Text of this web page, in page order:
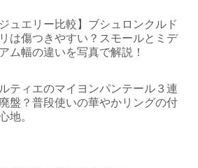
ジュエリー比較】ブシュロンクルド
は傷つきやすい？スモールとミデ
ム幅の違いを写真で解説！
ティエのマイヨンパンテール３連
盤？普段使いの華やかリングの付
地。